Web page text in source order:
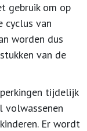
gebruik om op
cyclus van
worden dus
van de
tijdelijk
volwassenen
Er wordt